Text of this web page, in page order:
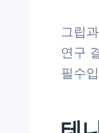
그립
연구
필수